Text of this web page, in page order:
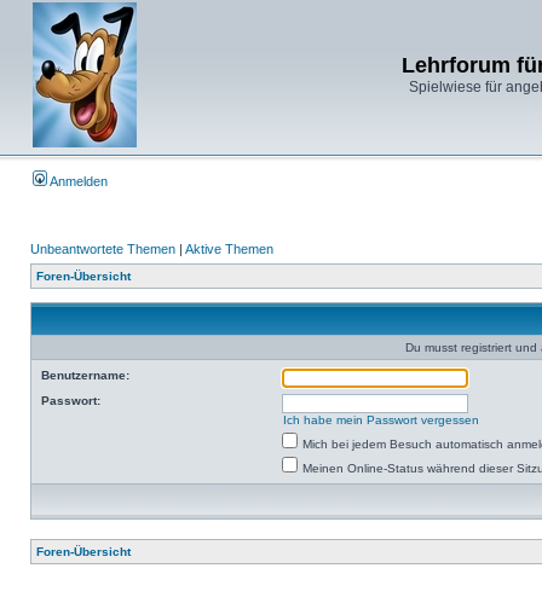
Lehrforum
Spielwiese für
Anmelden
Unbeantwortete Themen | Aktive Themen
Foren-Übersicht
Du musst registriert
Benutzername:
Passwort:
Ich habe mein Passwort vergessen
Mich bei jedem Besuch automatisch
Meinen Online-Status während dieser
Foren-Übersicht